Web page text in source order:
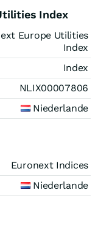
Index
Europe Utilities
Index
Index
NLIX00007806
Niederlande
Euronext Indices
Niederlande